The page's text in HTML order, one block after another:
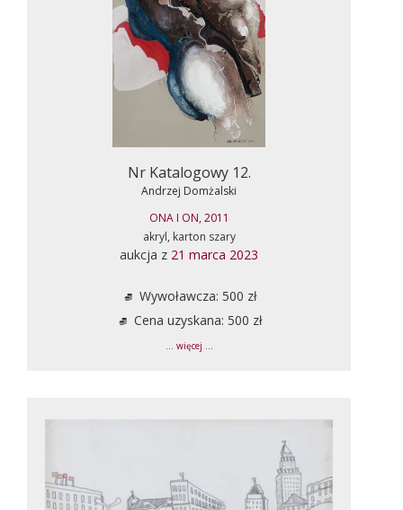
Nr Katalogowy 12.
Andrzej Domżalski
ONA I ON, 2011
akryl, karton szary
aukcja z 21 marca 2023
Wywoławcza: 500 zł
Cena uzyskana: 500 zł
... więcej ...